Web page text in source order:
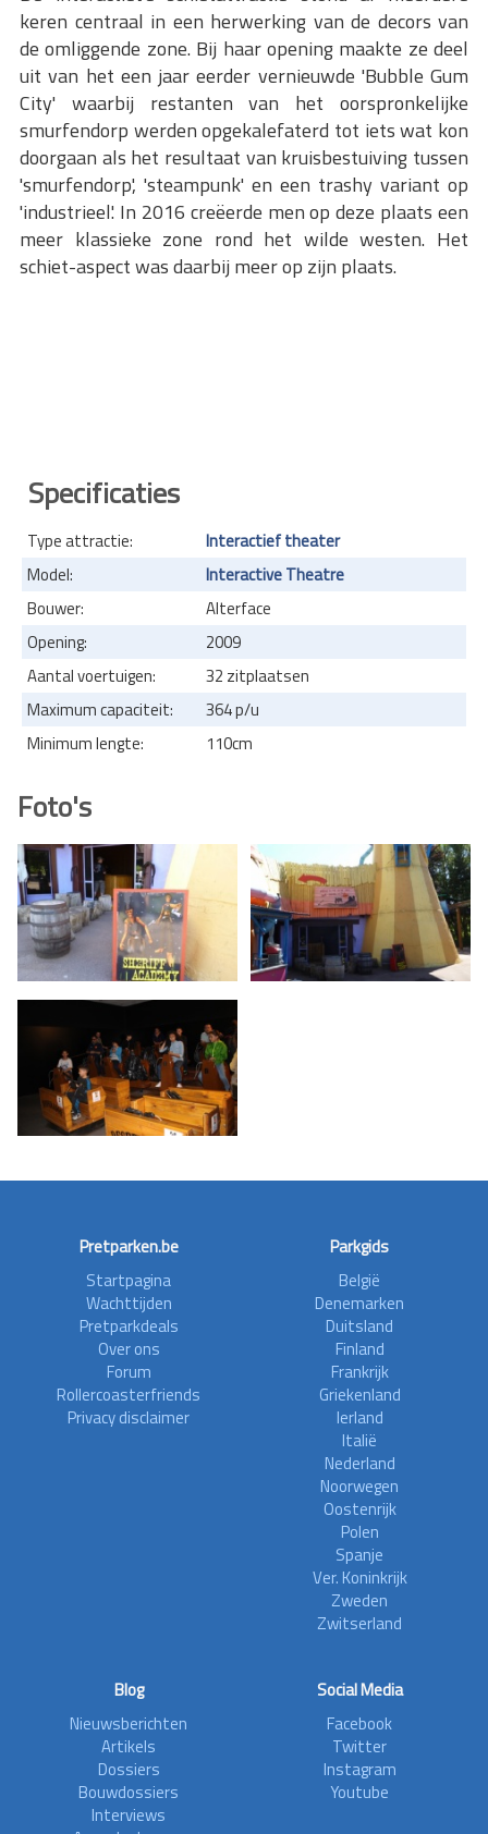
keren centraal in een herwerking van de decors van
de omliggende zone. Bij haar opening maakte ze deel
uit van het een jaar eerder vernieuwde 'Bubble Gum
City' waarbij restanten van het oorspronkelijke
smurfendorp werden opgekalefaterd tot iets wat kon
doorgaan als het resultaat van kruisbestuiving tussen
'smurfendorp', 'steampunk' en een trashy variant op
'industrieel'. In 2016 creëerde men op deze plaats een
meer klassieke zone rond het wilde westen. Het
schiet-aspect was daarbij meer op zijn plaats.
Specificaties
Type attractie:
Interactief theater
Model:
Interactive Theatre
Bouwer:
Alterface
Opening:
2009
Aantal voertuigen:
32 zitplaatsen
Maximum capaciteit:
364 p/u
Minimum lengte:
110cm
Foto's
Pretparken.be
Startpagina
Wachttijden
Pretparkdeals
Over ons
Forum
Rollercoasterfriends
Privacy disclaimer
Parkgids
België
Denemarken
Duitsland
Finland
Frankrijk
Griekenland
Ierland
Italië
Nederland
Noorwegen
Oostenrijk
Polen
Spanje
Ver. Koninkrijk
Zweden
Zwitserland
Blog
Nieuwsberichten
Artikels
Dossiers
Bouwdossiers
Interviews
Social Media
Facebook
Twitter
Instagram
Youtube